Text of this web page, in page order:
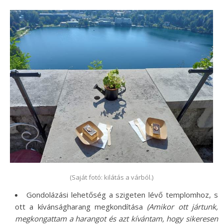
(Saját fotó: kilátás a várból.)
Gondolázási lehetőség a szigeten lévő templomhoz, s
ott a kívánságharang megkondítása (Amikor ott jártunk,
megkongattam a harangot és azt kívántam, hogy sikeresen